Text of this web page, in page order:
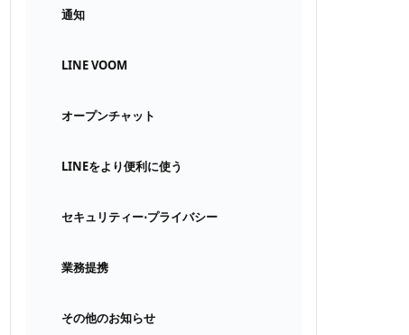
通知
LINE VOOM
オープンチャット
LINEをより便利に使う
セキュリティー⋅プライバシー
業務提携
その他のお知らせ